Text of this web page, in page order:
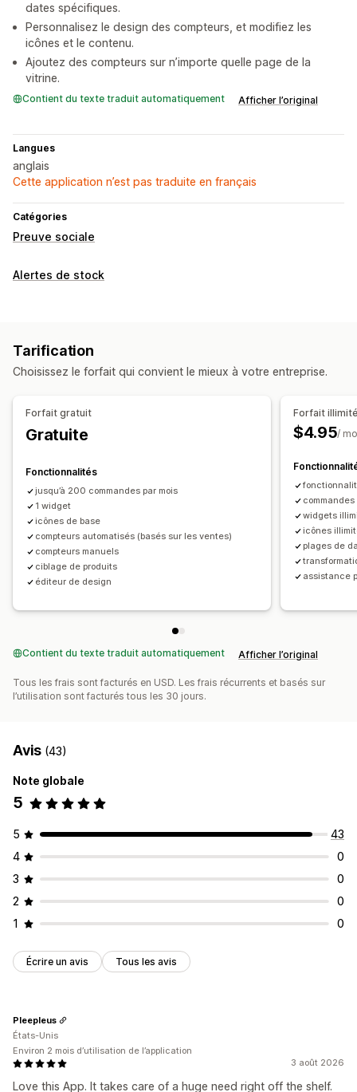
dates spécifiques.
Personnalisez le design des compteurs, et modifiez les
icônes et le contenu.
Ajoutez des compteurs sur n’importe quelle page de la
vitrine.
Contient du texte traduit automatiquement Afficher l’original
Langues
anglais
Cette application n’est pas traduite en français
Catégories
Preuve sociale
Alertes de stock
Tarification
Choisissez le forfait qui convient le mieux à votre entreprise.
Forfait gratuit
Gratuite
Fonctionnalités
jusqu’à 200 commandes par mois
1 widget
icônes de base
compteurs automatisés (basés sur les ventes)
compteurs manuels
ciblage de produits
éditeur de design
Forfait
$4.95/
widgets
icônes
plages de
assistance
Contient du texte traduit automatiquement Afficher l’original
Tous les frais sont facturés en USD. Les frais récurrents et basés sur
l’utilisation sont facturés tous les 30 jours.
Avis (43)
Note globale
5
5
43
4
0
3
0
2
0
1
0
Écrire un avis Tous les avis
3 août 2026
Love this App. It takes care of a huge need right off the shelf.
Pleepleus
États-Unis
Environ 2 mois d’utilisation de l’application